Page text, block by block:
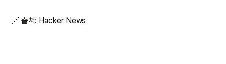
🔗 출처: Hacker News